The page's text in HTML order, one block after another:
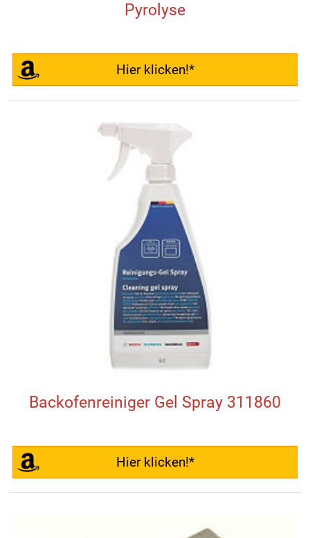
Pyrolyse
Hier klicken!*
Backofenreiniger Gel Spray 311860
Hier klicken!*